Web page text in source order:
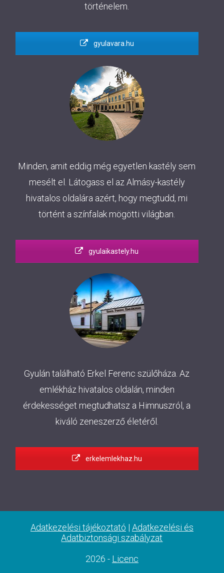
történelem.
gyulavara.hu
Minden, amit eddig még egyetlen kastély sem
mesélt el. Látogass el az Almásy-kastély
hivatalos oldalára azért, hogy megtudd, mi
történt a színfalak mögötti világban.
gyulaikastely.hu
Gyulán található Erkel Ferenc szülőháza. Az
emlékház hivatalos oldalán, minden
érdekességet megtudhatsz a Himnuszról, a
kiváló zeneszerző életéről.
erkelemlekhaz.hu
Adatkezelési tájékoztató | Adatkezelési és
Adatbiztonsági szabályzat
2026 - Licenc